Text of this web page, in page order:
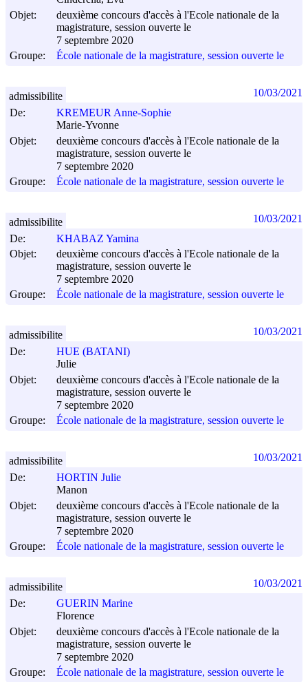
Objet:
deuxième concours d'accès à l'Ecole nationale de la
magistrature, session ouverte le
7 septembre 2020
Groupe:
École nationale de la magistrature, session ouverte le
De:
KREMEUR Anne-Sophie
Marie-Yvonne
Objet:
deuxième concours d'accès à l'Ecole nationale de la
magistrature, session ouverte le
7 septembre 2020
Groupe:
École nationale de la magistrature, session ouverte le
admissibilite 10/03/2021
De:
KHABAZ Yamina
Objet:
deuxième concours d'accès à l'Ecole nationale de la
magistrature, session ouverte le
7 septembre 2020
Groupe:
École nationale de la magistrature, session ouverte le
admissibilite 10/03/2021
De:
HUE (BATANI)
Julie
Objet:
deuxième concours d'accès à l'Ecole nationale de la
magistrature, session ouverte le
7 septembre 2020
Groupe:
École nationale de la magistrature, session ouverte le
admissibilite 10/03/2021
De:
HORTIN Julie
Manon
Objet:
deuxième concours d'accès à l'Ecole nationale de la
magistrature, session ouverte le
7 septembre 2020
Groupe:
École nationale de la magistrature, session ouverte le
admissibilite 10/03/2021
De:
GUERIN Marine
Florence
Objet:
deuxième concours d'accès à l'Ecole nationale de la
magistrature, session ouverte le
7 septembre 2020
Groupe:
École nationale de la magistrature, session ouverte le
admissibilite 10/03/2021